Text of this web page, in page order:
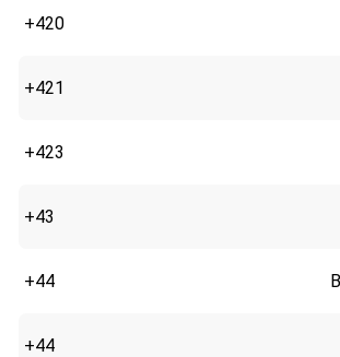
+420
+421
+423
+43
+44
+44